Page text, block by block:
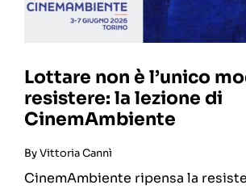
Lottare non è l’unico
resistere: la lezione di
CinemAmbiente
ByVittoria Cannì
CinemAmbiente ripensa la